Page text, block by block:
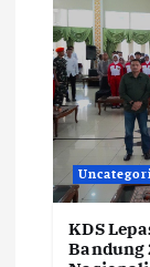
KDS
Bandung